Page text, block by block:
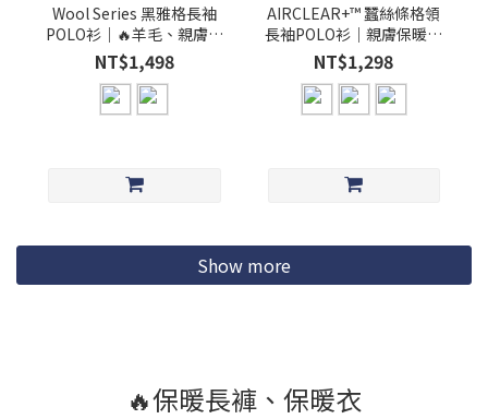
Wool Series 黑雅格長袖
POLO衫｜🔥羊毛、親膚、
透氣舒適│貨號：
MPL_24035
NT$1,498
AIRCLEAR+™ 蠶絲條格領
長袖POLO衫｜親膚保暖、
透氣舒適｜貨號：
MPL_24027
NT$1,298
Show more
🔥保暖長褲、保暖衣